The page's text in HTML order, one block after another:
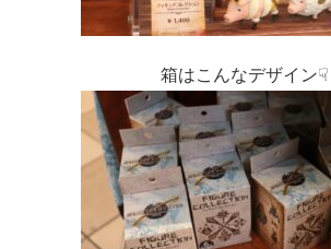
箱はこんなデザイン☟